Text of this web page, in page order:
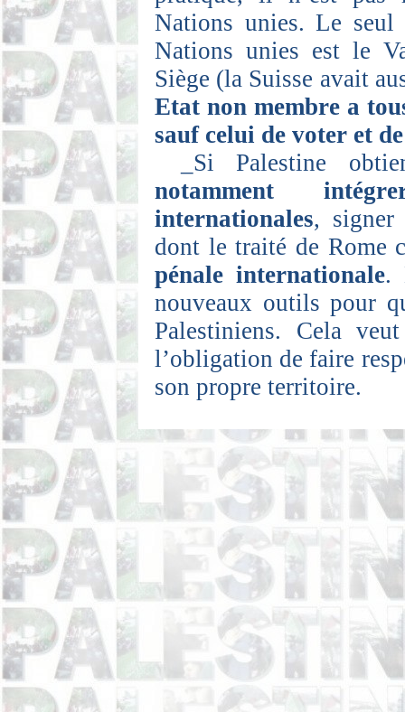
Nations unies. Le seul
Nations unies est le
Siège (la Suisse avait
Etat non membre a
sauf celui de voter et
_Si Palestine
notamment
internationales, signer
dont le traité de Rome
pénale internationale.
nouveaux outils pour
Palestiniens. Cela
l’obligation de faire
son propre territoire.